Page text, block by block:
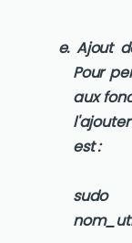
Ajout
Pour
aux
est :
sudo